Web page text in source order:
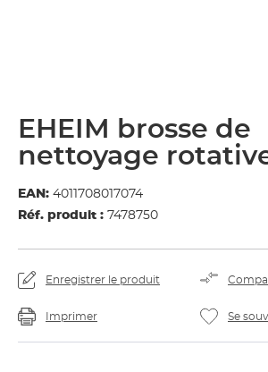
EHEIM brosse de
nettoyage
EAN: 4011708017074
Réf. produit : 7478750
Enregistrer le produit
Imprimer Se